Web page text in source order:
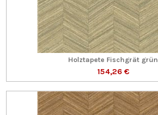
Holztapete Fischgrät grün
154,26 €